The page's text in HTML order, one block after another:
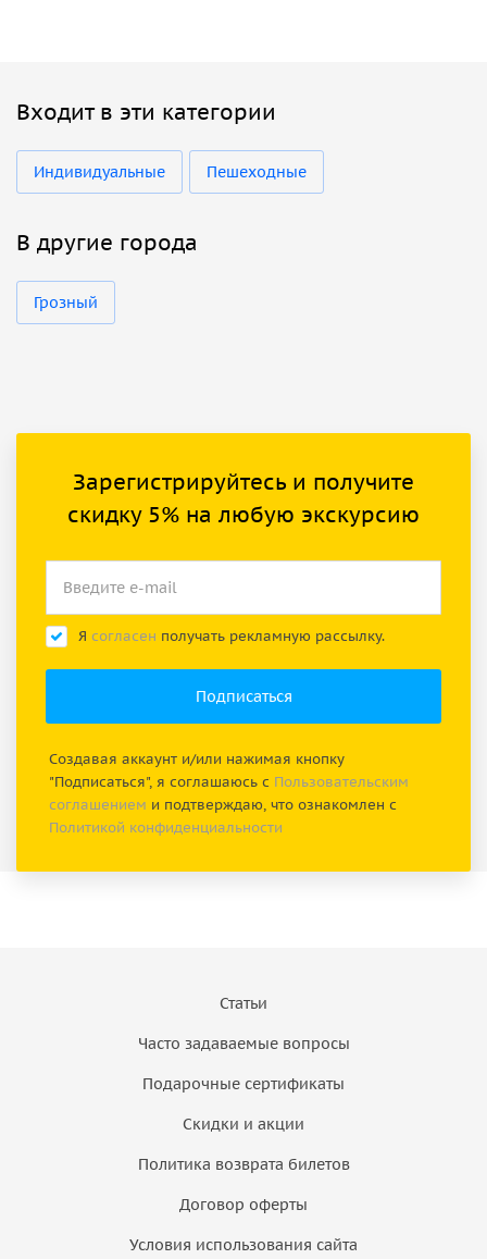
Входит в эти категории
Индивидуальные Пешеходные
В другие города
Грозный
Зарегистрируйтесь и получите
скидку 5% на любую экскурсию
Я согласен получать рекламную рассылку.
Создавая аккаунт и/или нажимая кнопку
"Подписаться", я соглашаюсь с Пользовательским
соглашением и подтверждаю, что ознакомлен с
Политикой конфиденциальности
Статьи
Часто задаваемые вопросы
Подарочные сертификаты
Скидки и акции
Политика возврата билетов
Договор оферты
Условия использования сайта